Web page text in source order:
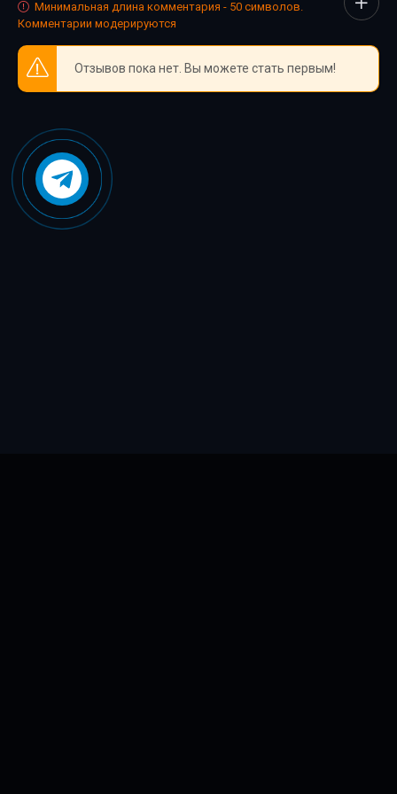
39 Волчица и пряности V03 - Глава 05 04
40 Волчица и пряности V03 - Глава 05 05
42 Волчица и пряности V03 - Заключительная глава 02
43 Волчица и пряности V03 - Послесловие автора
Минимальная длина комментария - 50 символов.
Комментарии модерируются
Отзывов пока нет. Вы можете стать первым!